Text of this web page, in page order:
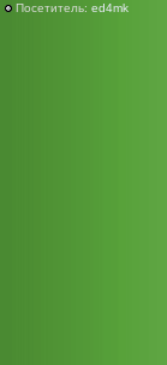
Посетитель: ed4mk